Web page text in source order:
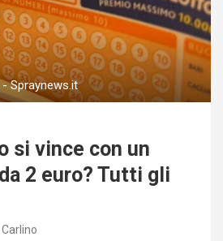
Spraynews.it
si vince con un
2 euro? Tutti gli